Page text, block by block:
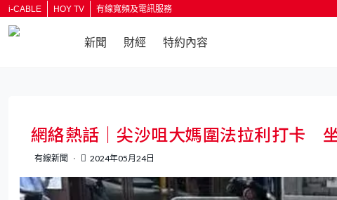
i-CABLE HOY TV 有線寬頻及電訊服務
新聞 財經 特約內容
網絡熱話｜尖沙咀大媽圍法拉利打卡
有線新聞 2024年05月24日